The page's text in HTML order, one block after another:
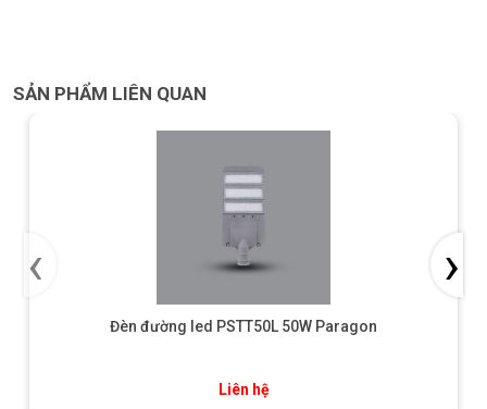
SẢN PHẨM LIÊN QUAN
Đèn đường led PSTT50L 50W Paragon
Liên hệ
‹ ›